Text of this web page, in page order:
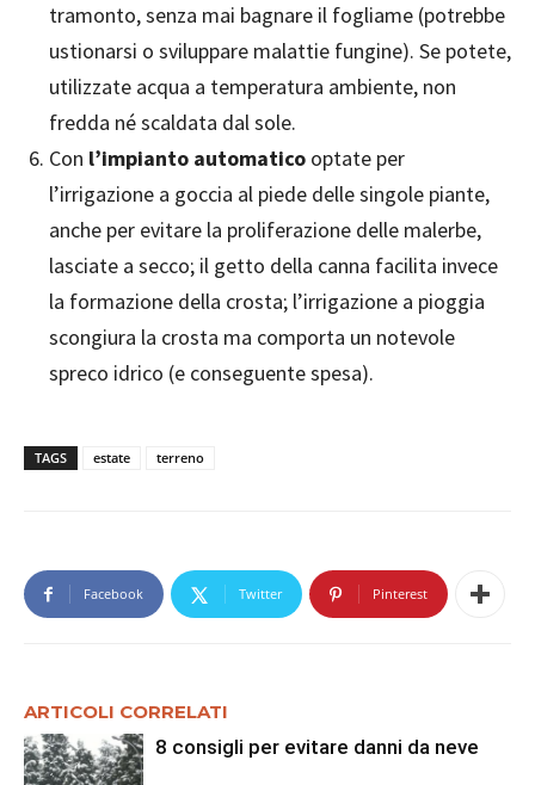
tramonto, senza mai bagnare il fogliame (potrebbe
ustionarsi o sviluppare malattie fungine). Se potete,
utilizzate acqua a temperatura ambiente, non
fredda né scaldata dal sole.
Con l’impianto automatico optate per
l’irrigazione a goccia al piede delle singole piante,
anche per evitare la proliferazione delle malerbe,
lasciate a secco; il getto della canna facilita invece
la formazione della crosta; l’irrigazione a pioggia
scongiura la crosta ma comporta un notevole
spreco idrico (e conseguente spesa).
TAGS estate terreno
Facebook Twitter Pinterest
ARTICOLI CORRELATI
8 consigli per evitare danni da neve